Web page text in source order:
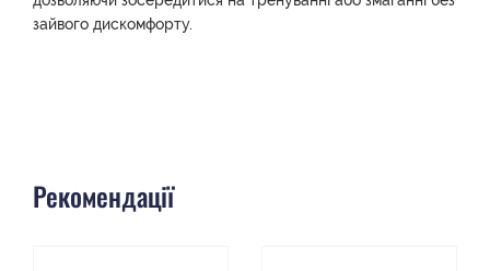
зайвого дискомфорту.
Рекомендації